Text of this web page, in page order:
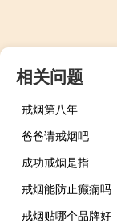
相关问题
戒烟第八年
爸爸请戒烟吧
成功戒烟是指
戒烟能防止癫痫吗
戒烟贴哪个品牌好